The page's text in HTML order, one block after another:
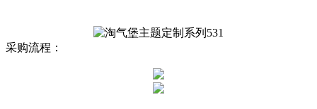
采购流程：